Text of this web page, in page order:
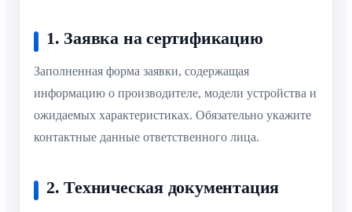
1. Заявка на сертификацию
Заполненная форма заявки, содержащая
информацию о производителе, модели устройства и
ожидаемых характеристиках. Обязательно укажите
контактные данные ответственного лица.
2. Техническая документация